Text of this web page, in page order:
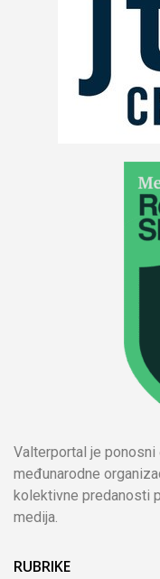
Valterportal je ponosni
međunarodne
kolektivne predanosti
medija.
RUBRIKE